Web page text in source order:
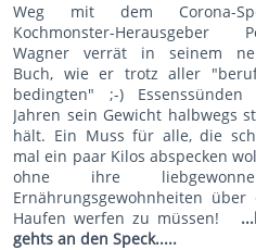
Weg mit dem Corona-
Kochmonster-Herausgeber
Wagner verrät in seinem
Buch, wie er trotz aller
bedingten" ;-) Essenssünden
Jahren sein Gewicht halbwegs
hält. Ein Muss für alle, die
mal ein paar Kilos abspecken
ohne ihre
Ernährungsgewohnheiten über
Haufen werfen zu müssen!
gehts an den Speck.....